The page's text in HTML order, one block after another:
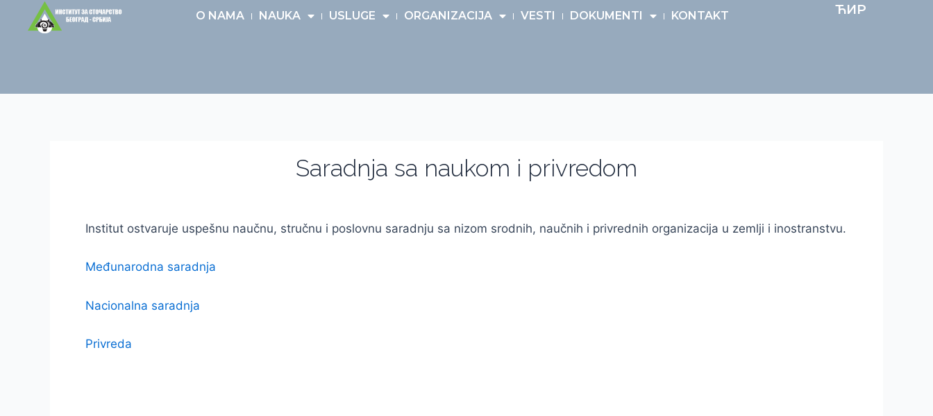
O NAMA NAUKA USLUGE ORGANIZACIJA VESTI DOKUMENTI KONTAKT ЋИР
Saradnja sa naukom i privredom
Institut ostvaruje uspešnu naučnu, stručnu i poslovnu saradnju sa nizom srodnih, naučnih i privrednih organizacija u zemlji i inostranstvu.
Međunarodna saradnja
Nacionalna saradnja
Privreda